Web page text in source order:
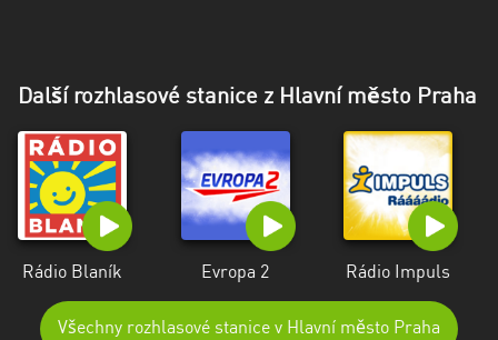
Další rozhlasové stanice z Hlavní město Praha
Rádio Blaník Evropa 2 Rádio Impuls
Všechny rozhlasové stanice v Hlavní město Praha